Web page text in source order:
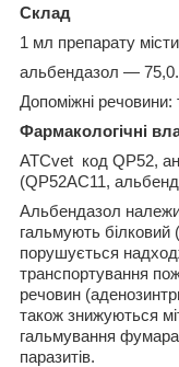
Склад
1 мл препарату
альбендазол — 75,0.
Допоміжні речовини:
Фармакологічні
АТСvet код QР52,
(QР52AC11,
Альбендазол
гальмують білковий
порушується
транспортування
речовин
також знижуються
гальмування
паразитів.